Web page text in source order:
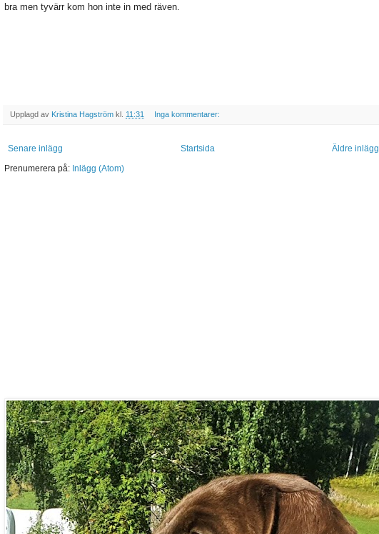
bra men tyvärr kom hon inte in med räven.
Upplagd av Kristina Hagström kl. 11:31 Inga kommentarer:
Senare inlägg Äldre inlägg
Startsida
Prenumerera på: Inlägg (Atom)